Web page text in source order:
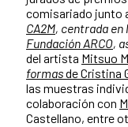
comisariado junto
CA2M, centrada en
Fundación ARCO,
del artista Mitsuo
formasde Cristina
las muestras
colaboración con
Castellano, entre